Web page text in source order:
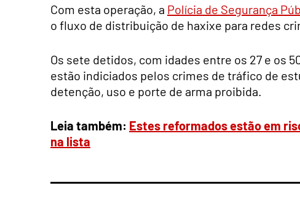
Com esta operação, a Polícia de Segurança
o fluxo de distribuição de haxixe para redes
Os sete detidos, com idades entre os 27 e os
estão indiciados pelos crimes de tráfico de
detenção, uso e porte de arma proibida.
Leia também: Estes reformados estão em
na lista